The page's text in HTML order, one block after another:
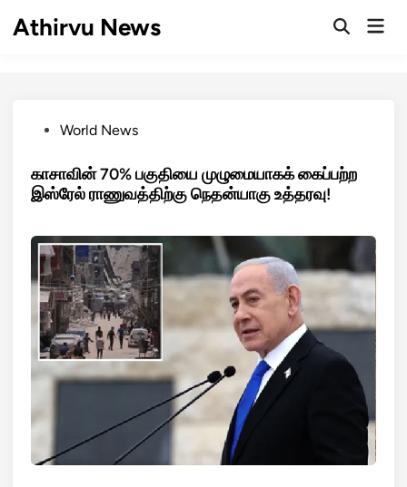
Athirvu News
OpenMain
PostedWorld News
காசாவின் 70% பகுதியை முழுமையாகக் கைப்பற்ற
இஸ்ரேல் ராணுவத்திற்கு நெதன்யாகு உத்தரவு!